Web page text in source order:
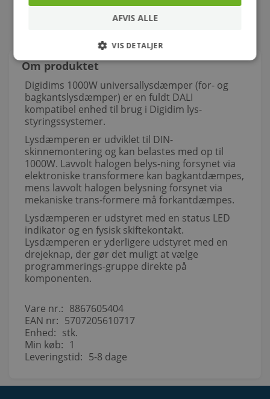
Om produktet
Digidims 1000W universallysdæmper (for- og
bagkantslysdæmper) er en fuldt DALI
kompatibel enhed til brug i Digidim lys-
styringssystemer.
Lysdæmperen er udviklet til DIN-
skinnemontering og kan belastes med op til
1000W. Lavvolt halogen belys-ning forsynet via
elektroniske transformere kan bagkantdæmpes,
mens lavvolt halogen belysning forsynet via
mekaniske trans-formere må forkantdæmpes.
Lysdæmperen er udstyret med en status LED
indikator og en fysisk skiftekontakt.
Lysdæmperen er yderligere udstyret med en
drejeknap, der gør det muligt at vælge
programmerings-gruppe direkte på
komponenten.
Vare nr.: 8867605404
EAN nr: 5707205610717
Enhed: stk.
Min køb: 1
Leveringstid: 5-8 dage
AFVIS ALLE
VIS DETALJER